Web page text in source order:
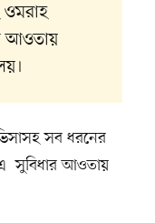
ওমরাহ
আওতায়
সব ধরনের
এ সুবিধার আওতায়